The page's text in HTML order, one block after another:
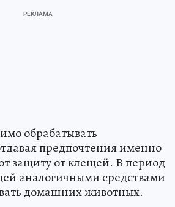
обрабатывать
предпочтения именно
защиту от клещей. В период
аналогичными средствами
домашних животных.